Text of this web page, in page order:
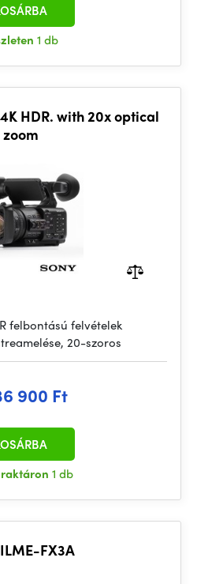
1 db
HDR. with 20x optical
zoom
felbontású felvételek
20-szoros
900 Ft
1 db
FX3A